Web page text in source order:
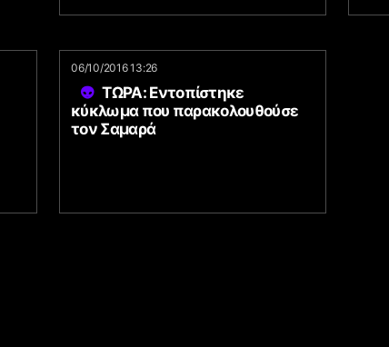
06/10/2016 13:26
ΤΩΡΑ: Εντοπίστηκε
κύκλωμα που παρακολουθούσε
τον Σαμαρά